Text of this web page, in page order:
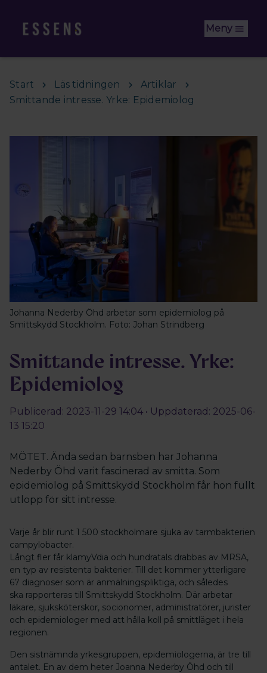
Meny
Start Läs tidningen
Artiklar
Smittande intresse. Yrke: Epidemiolog
Johanna Nederby Öhd arbetar som epidemiolog på
Smittskydd Stockholm. Foto: Johan Strindberg
Smittande intresse. Yrke:
Epidemiolog
Publicerad: 2023-11-29 14:04 • Uppdaterad: 2025-06-
13 15:20
MÖTET. Ända sedan barnsben har Johanna
Nederby Öhd varit fascinerad av smitta. Som
epidemiolog på Smittskydd Stockholm får hon fullt
utlopp för sitt intresse.
Varje år blir runt 1 500 stockholmare sjuka av tarmbakterien
campylobacter.
Långt fler får klamyVdia och hundratals drabbas av MRSA,
en typ av resistenta bakterier. Till det kommer ytterligare
67 diagnoser som är anmälningspliktiga, och således
ska rapporteras till Smittskydd Stockholm. Där arbetar
läkare, sjuksköterskor, socionomer, administratörer, jurister
och epidemiologer med att hålla koll på smittläget i hela
regionen.
Den sistnämnda yrkesgruppen, epidemiologerna, är tre till
antalet. En av dem heter Joanna Nederby Öhd och till